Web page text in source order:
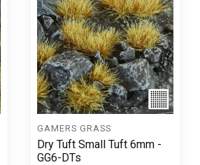
GAMERS GRASS
Dry Tuft Small Tuft 6mm -
GG6-DTs